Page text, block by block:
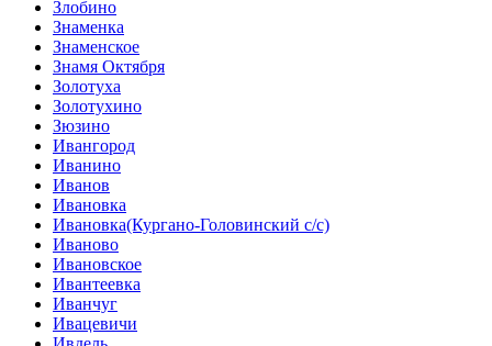
Злобино
Знаменка
Знаменское
Знамя Октября
Золотуха
Золотухино
Зюзино
Ивангород
Иванино
Иванов
Ивановка
Ивановка(Кургано-Головинский с/с)
Иваново
Ивановское
Ивантеевка
Иванчуг
Ивацевичи